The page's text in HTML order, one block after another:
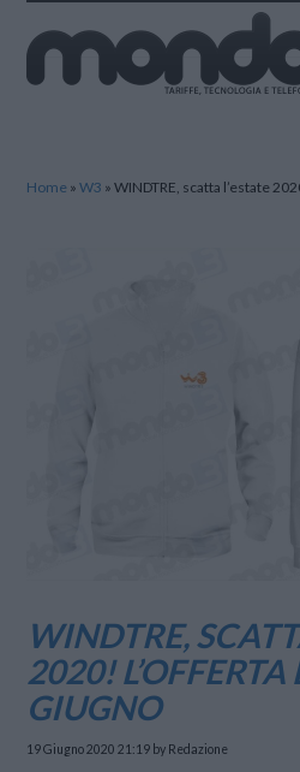
Home »W3 »WINDTRE, scatta l’estate
WINDTRE,
2020!
GIUGNO
19 Giugno 2020 21:19 by Redazione